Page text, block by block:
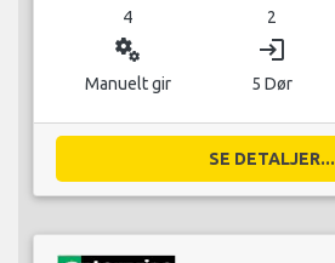
4 2
miscellaneous_services
Manuelt gir
login
5 Dør
SE DETALJER...